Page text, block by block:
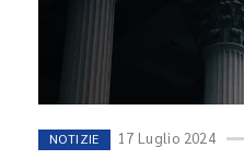
NOTIZIE 17 Luglio 2024